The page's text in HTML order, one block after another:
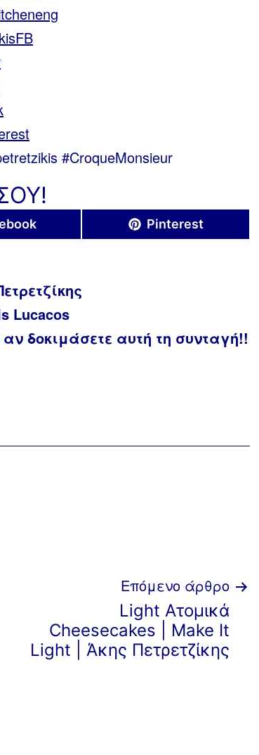
#CroqueMonsieur
Share
on
Pinterest
Lucacos
δοκιμάσετε αυτή τη συνταγή!!
Επόμενο άρθρο
Light Ατομικά
Cheesecakes | Make Ιt
Light | Άκης Πετρετζίκης